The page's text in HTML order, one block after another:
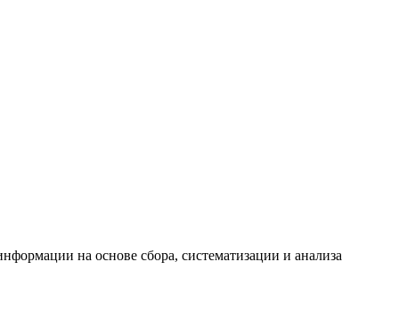
на основе сбора, систематизации и анализа